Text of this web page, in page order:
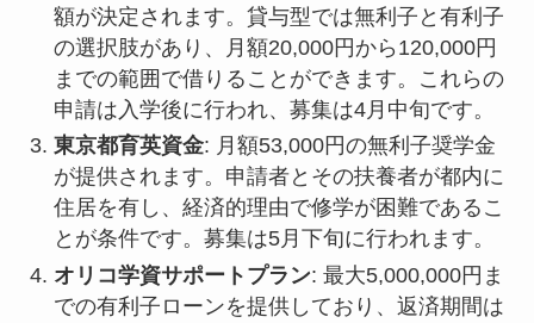
額が決定されます。貸与型では無利子と有利子
の選択肢があり、月額20,000円から120,000円
までの範囲で借りることができます。これらの
申請は入学後に行われ、募集は4月中旬です。
東京都育英資金: 月額53,000円の無利子奨学金
が提供されます。申請者とその扶養者が都内に
住居を有し、経済的理由で修学が困難であるこ
とが条件です。募集は5月下旬に行われます。
オリコ学資サポートプラン: 最大5,000,000円ま
での有利子ローンを提供しており、返済期間は